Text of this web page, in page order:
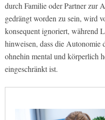
durch Familie oder Partner zur
gedrängt worden zu sein, wird
konsequent ignoriert, während
hinweisen, dass die
ohnehin mental und körperlich
eingeschränkt ist.